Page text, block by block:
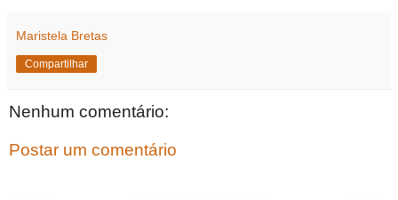
Maristela Bretas
Compartilhar
Nenhum comentário:
Postar um comentário